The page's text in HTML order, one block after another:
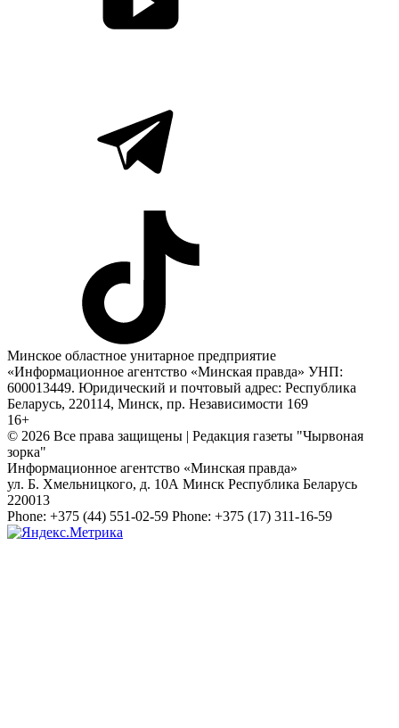
Минское областное унитарное предприятие
«Информационное агентство «Минская правда» УНП:
600013449. Юридический и почтовый адрес: Республика
Беларусь, 220114, Минск, пр. Независимости 169
16+
© 2026 Все права защищены | Редакция газеты "Чырвоная
зорка"
Информационное агентство «Минская правда»
ул. Б. Хмельницкого, д. 10А Минск Республика Беларусь
220013
Phone: +375 (44) 551-02-59 Phone: +375 (17) 311-16-59